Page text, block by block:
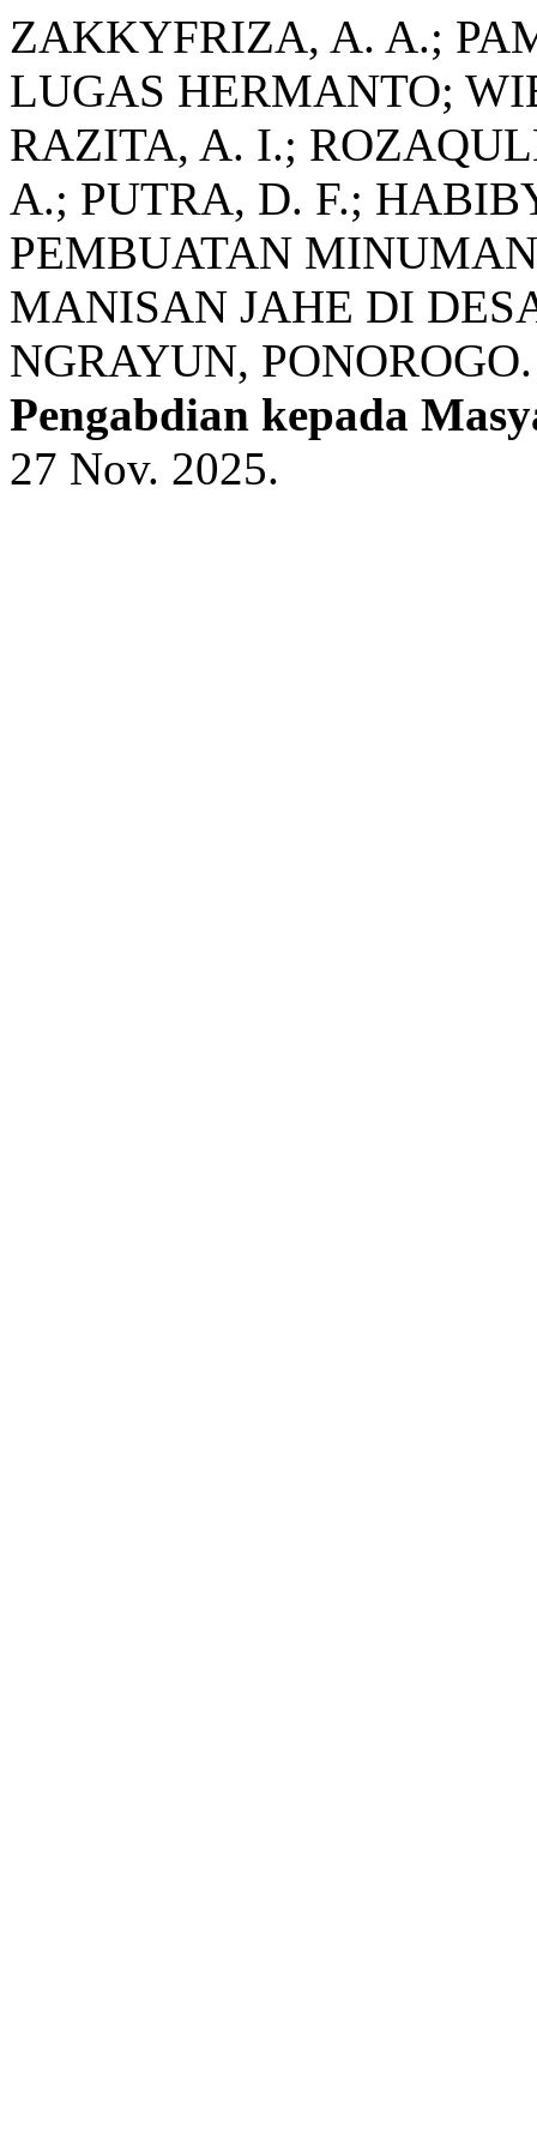
ZAKKYFRIZA, A. A.;
LUGAS HERMANTO;
RAZITA, A. I.;
A.; PUTRA, D. F.;
PEMBUATAN
MANISAN JAHE DI
NGRAYUN,
Pengabdian kepada
27 Nov. 2025.